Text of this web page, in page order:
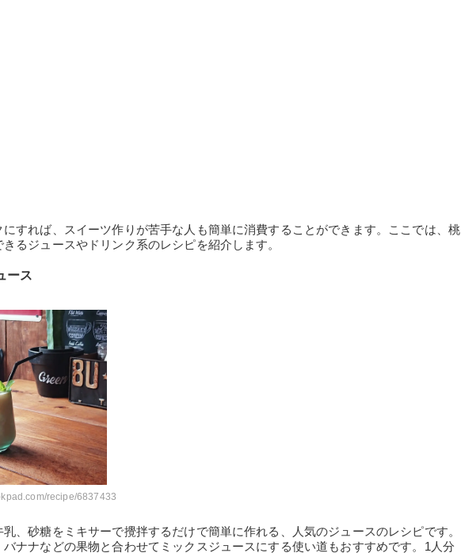
にすれば、スイーツ作りが苦手な人も簡単に消費することができます。ここでは、桃
きるジュースやドリンク系のレシピを紹介します。
ース
recipe/6837433
、砂糖をミキサーで攪拌するだけで簡単に作れる、人気のジュースのレシピです。
バナナなどの果物と合わせてミックスジュースにする使い道もおすすめです。1人分